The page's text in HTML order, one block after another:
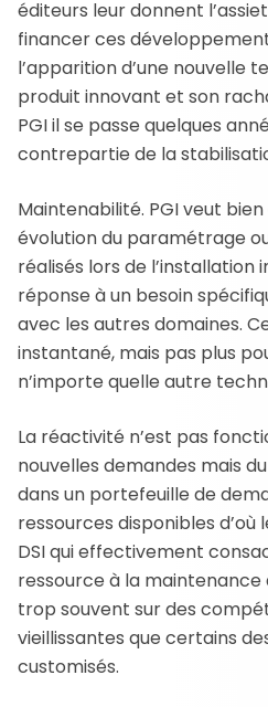
éditeurs leur donnent
financer ces
l’apparition d’une nouvelle
produit innovant et son
PGI il se passe quelques
contrepartie de la
Maintenabilité. PGI veut
évolution du paramétrage
réalisés lors de l’installation
réponse à un besoin
avec les autres domaines.
instantané, mais pas plus
n’importe quelle autre
La réactivité n’est pas
nouvelles demandes mais
dans un portefeuille de
ressources disponibles
DSI qui effectivement
ressource à la
trop souvent sur des
vieillissantes que certains
customisés.